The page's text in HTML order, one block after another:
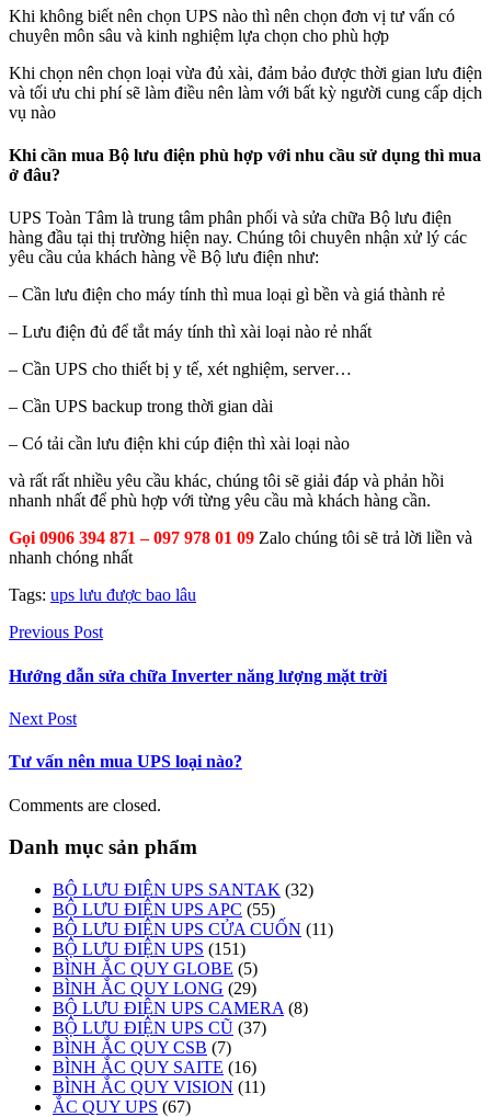
Khi không biết nên chọn UPS nào thì nên chọn đơn vị tư vấn có
chuyên môn sâu và kinh nghiệm lựa chọn cho phù hợp
Khi chọn nên chọn loại vừa đủ xài, đảm bảo được thời gian lưu điện
và tối ưu chi phí sẽ làm điều nên làm với bất kỳ người cung cấp dịch
vụ nào
Khi cần mua Bộ lưu điện phù hợp với nhu cầu sử dụng thì mua
ở đâu?
UPS Toàn Tâm là trung tâm phân phối và sửa chữa Bộ lưu điện
hàng đầu tại thị trường hiện nay. Chúng tôi chuyên nhận xử lý các
yêu cầu của khách hàng về Bộ lưu điện như:
– Cần lưu điện cho máy tính thì mua loại gì bền và giá thành rẻ
– Lưu điện đủ để tắt máy tính thì xài loại nào rẻ nhất
– Cần UPS cho thiết bị y tế, xét nghiệm, server…
– Cần UPS backup trong thời gian dài
– Có tải cần lưu điện khi cúp điện thì xài loại nào
và rất rất nhiều yêu cầu khác, chúng tôi sẽ giải đáp và phản hồi
nhanh nhất để phù hợp với từng yêu cầu mà khách hàng cần.
Gọi 0906 394 871 – 097 978 01 09 Zalo chúng tôi sẽ trả lời liền và
nhanh chóng nhất
Tags: ups lưu được bao lâu
Previous Post
Hướng dẫn sửa chữa Inverter năng lượng mặt trời
Next Post
Tư vấn nên mua UPS loại nào?
Comments are closed.
Danh mục sản phẩm
BỘ LƯU ĐIỆN UPS SANTAK (32)
BỘ LƯU ĐIỆN UPS APC (55)
BỘ LƯU ĐIỆN UPS CỬA CUỐN (11)
BỘ LƯU ĐIỆN UPS (151)
BÌNH ẮC QUY GLOBE (5)
BÌNH ẮC QUY LONG (29)
BỘ LƯU ĐIỆN UPS CAMERA (8)
BỘ LƯU ĐIỆN UPS CŨ (37)
BÌNH ẮC QUY CSB (7)
BÌNH ẮC QUY SAITE (16)
BÌNH ẮC QUY VISION (11)
ẮC QUY UPS (67)